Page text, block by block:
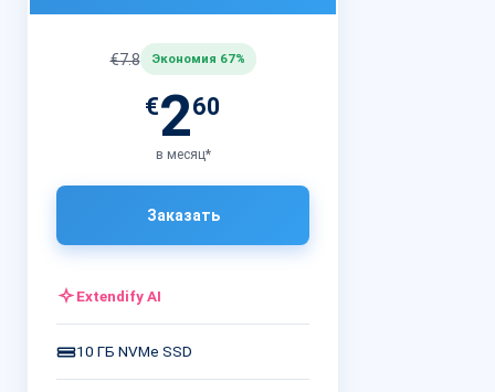
€7.8 Экономия 67%
€260
в месяц*
Заказать
Extendify AI
10 ГБ NVMe SSD